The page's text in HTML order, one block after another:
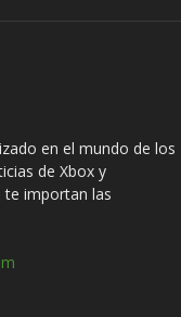
en el mundo de los
de Xbox y
te importan las